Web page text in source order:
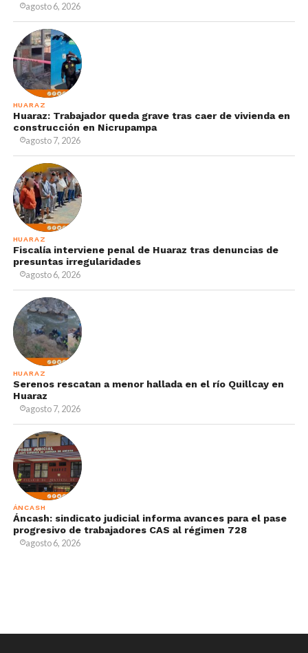
agosto 6, 2026
HUARAZ
Huaraz: Trabajador queda grave tras caer de vivienda en
construcción en Nicrupampa
agosto 7, 2026
HUARAZ
Fiscalía interviene penal de Huaraz tras denuncias de
presuntas irregularidades
agosto 6, 2026
HUARAZ
Serenos rescatan a menor hallada en el río Quillcay en
Huaraz
agosto 7, 2026
ÁNCASH
Áncash: sindicato judicial informa avances para el pase
progresivo de trabajadores CAS al régimen 728
agosto 6, 2026